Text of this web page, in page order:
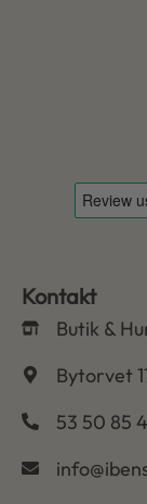
Kontakt
Butik &
Bytorvet
53 50 85